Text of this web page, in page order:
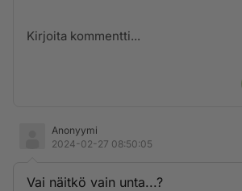
Anonyymi
2024-02-27 08:50:05
Vai näitkö vain unta...?